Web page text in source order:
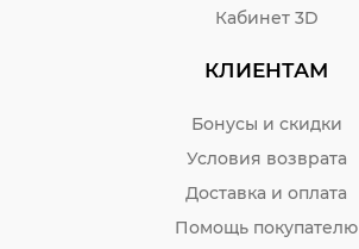
Кабинет 3D
КЛИЕНТАМ
Бонусы и скидки
Условия возврата
Доставка и оплата
Помощь покупателю